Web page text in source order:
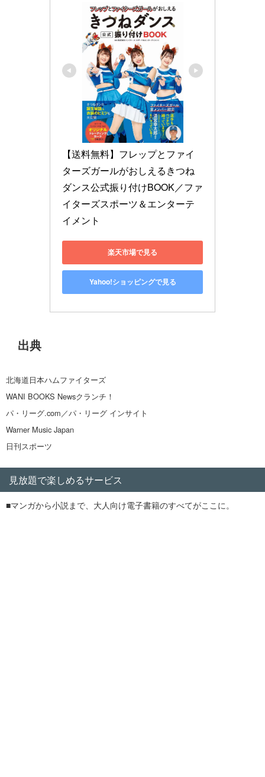
【送料無料】フレップとファイ
ターズガールがおしえるきつね
ダンス公式振り付けBOOK／ファ
イターズスポーツ＆エンターテ
イメント
楽天市場で見る
Yahoo!ショッピングで見る
出典
北海道日本ハムファイターズ
WANI BOOKS Newsクランチ！
パ・リーグ.com／パ・リーグ インサイト
Warner Music Japan
日刊スポーツ
見放題で楽しめるサービス
■マンガから小説まで、大人向け電子書籍のすべてがここに。